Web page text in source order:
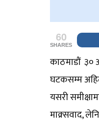
60
SHARES
काठमाडौं ३०
घटकसम्म
यसरी
माक्र्सवाद,